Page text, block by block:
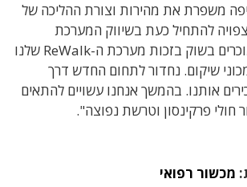
משפרת את מהירות וצורת ההליכה של
צפויה להתחיל כעת בשיווק המערכת
בשוק בזכות מערכת ה-ReWalk שלנו
מול 270 מכוני שיקום. נחדור לתחום החדש דרך
אותנו. בהמשך אנחנו עשויים להתאים
חולי פרקינסון וטרשת נפוצה".
מכשור רפואי